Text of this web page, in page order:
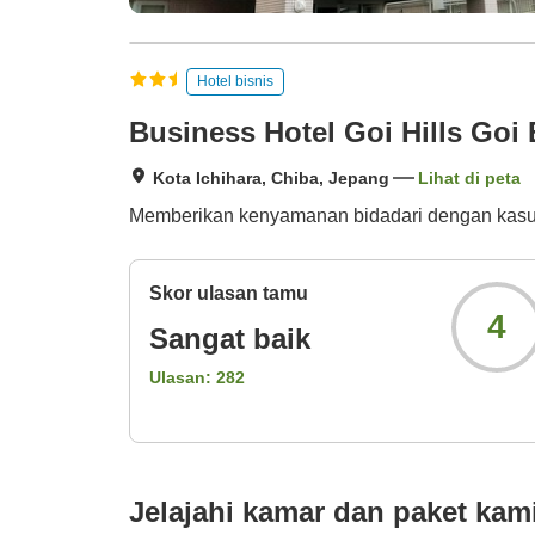
Hotel bisnis
Business Hotel Goi Hills Goi
Kota Ichihara, Chiba, Jepang Lihat di peta
Memberikan kenyamanan bidadari dengan
Skor ulasan tamu
Sangat baik
Ulasan: 282
4
Jelajahi kamar dan paket